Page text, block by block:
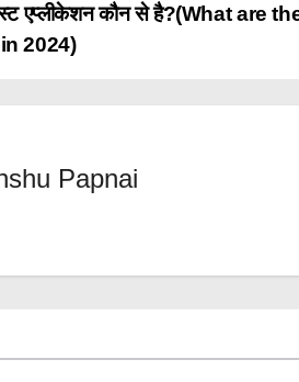
एप्लीकेशन कौन से है?(What are
2024)
Papnai